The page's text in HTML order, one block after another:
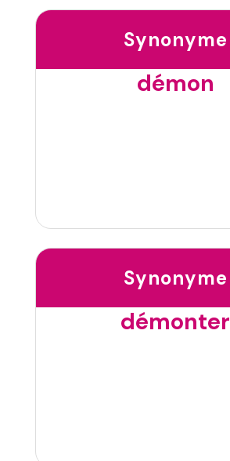
Synonyme
démon
Synonyme
démonter